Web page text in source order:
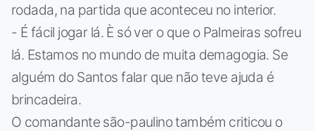
rodada, na partida que aconteceu no interior.
- É fácil jogar lá. È só ver o que o Palmeiras sofreu
lá. Estamos no mundo de muita demagogia. Se
alguém do Santos falar que não teve ajuda é
brincadeira.
O comandante são-paulino também criticou o